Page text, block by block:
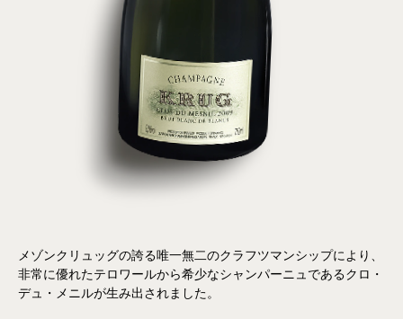
メゾンクリュッグの誇る唯一無二のクラフツマンシップにより、
非常に優れたテロワールから希少なシャンパーニュであるクロ・
デュ・メニルが生み出されました。